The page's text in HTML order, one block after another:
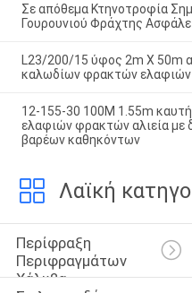
Σε απόθεμα Κτηνοτροφία
Γουρουνιού Φράχτης
L23/200/15 ύφος 2m X 50m
καλωδίων φρακτών ελαφιών
12-155-30 100M 1.55m
ελαφιών φρακτών αλιεία με
βαρέων καθηκόντων
Λαϊκή
Περίφραξη
Περιφραγμάτων
Χάλυβα